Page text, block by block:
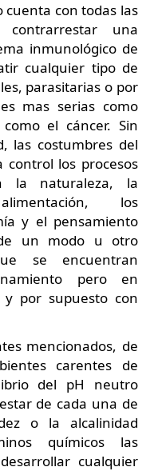
cuenta con todas las
contrarrestar una
inmunológico de
cualquier tipo de
parasitarias o por
mas serias como
el cáncer. Sin
las costumbres del
los procesos
la naturaleza, la
los
y el pensamiento
un modo u otro
se encuentran
pero en
por supuesto con
mencionados, de
carentes de
del pH neutro
de cada una de
o la alcalinidad
químicos las
cualquier